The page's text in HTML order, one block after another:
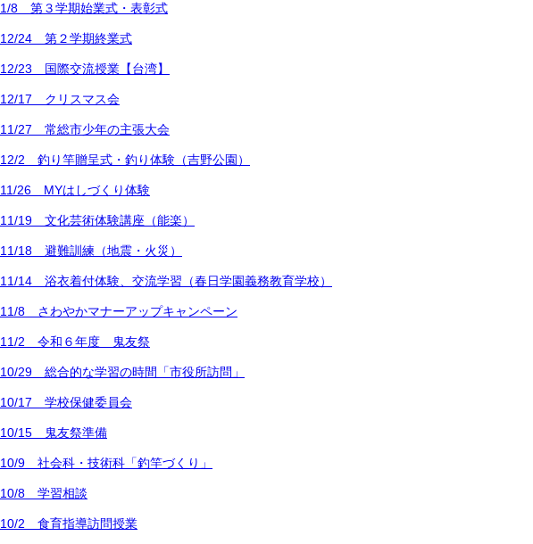
1/8 第３学期始業式・表彰式
12/24 第２学期終業式
12/23 国際交流授業【台湾】
12/17 クリスマス会
11/27 常総市少年の主張大会
12/2 釣り竿贈呈式・釣り体験（吉野公園）
11/26 MYはしづくり体験
11/19 文化芸術体験講座（能楽）
11/18 避難訓練（地震・火災）
11/14 浴衣着付体験、交流学習（春日学園義務教育学校）
11/8 さわやかマナーアップキャンペーン
11/2 令和６年度 鬼友祭
10/29 総合的な学習の時間「市役所訪問」
10/17 学校保健委員会
10/15 鬼友祭準備
10/9 社会科・技術科「釣竿づくり」
10/8 学習相談
10/2 食育指導訪問授業